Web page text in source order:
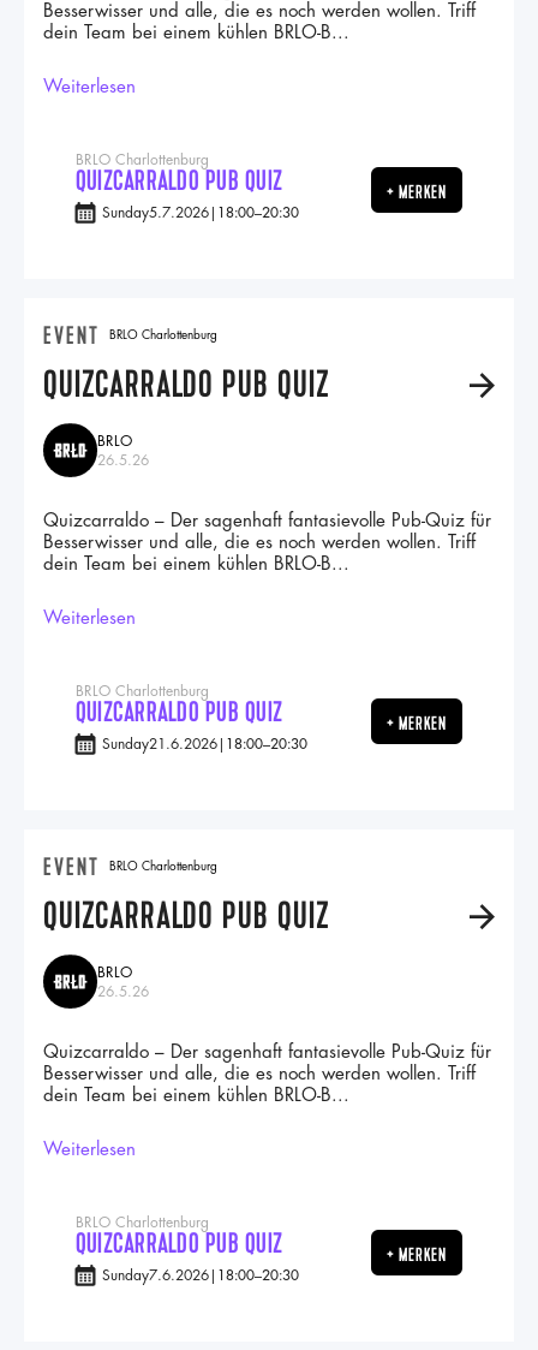
Besserwisser und alle, die es noch werden wollen. Triff
dein Team bei einem kühlen BRLO-B...
Weiterlesen
BRLO Charlottenburg
QUIZCARRALDO PUB QUIZ
Sunday5.7.2026 18:00–20:30
+ MERKEN
EVENT BRLO Charlottenburg
QUIZCARRALDO PUB QUIZ A
BRLO
26.5.26
Quizcarraldo – Der sagenhaft fantasievolle Pub-Quiz für
Besserwisser und alle, die es noch werden wollen. Triff
dein Team bei einem kühlen BRLO-B...
Weiterlesen
BRLO Charlottenburg
QUIZCARRALDO PUB QUIZ
Sunday21.6.2026 18:00–20:30
+ MERKEN
EVENT BRLO Charlottenburg
QUIZCARRALDO PUB QUIZ A
BRLO
26.5.26
Quizcarraldo – Der sagenhaft fantasievolle Pub-Quiz für
Besserwisser und alle, die es noch werden wollen. Triff
dein Team bei einem kühlen BRLO-B...
Weiterlesen
BRLO Charlottenburg
QUIZCARRALDO PUB QUIZ
Sunday7.6.2026 18:00–20:30
+ MERKEN